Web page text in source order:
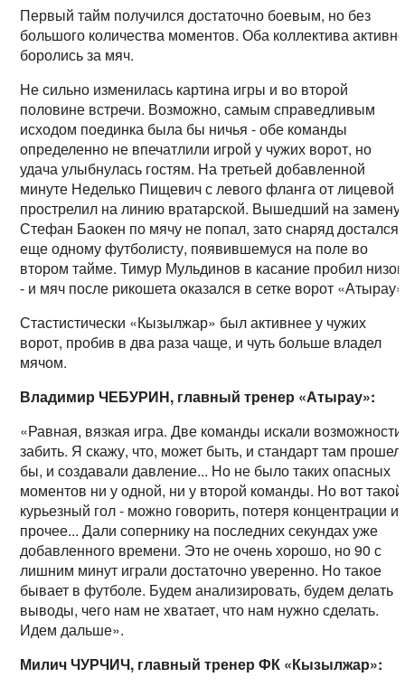
Первый тайм получился достаточно боевым, но без
большого количества моментов. Оба коллектива
боролись за мяч.
Не сильно изменилась картина игры и во второй
половине встречи. Возможно, самым справедливым
исходом поединка была бы ничья - обе команды
определенно не впечатлили игрой у чужих ворот, но
удача улыбнулась гостям. На третьей добавленной
минуте Неделько Пищевич с левого фланга от лицевой
прострелил на линию вратарской. Вышедший на замену
Стефан Баокен по мячу не попал, зато снаряд достался
еще одному футболисту, появившемуся на поле во
втором тайме. Тимур Мульдинов в касание пробил
- и мяч после рикошета оказался в сетке ворот
Стастистически «Кызылжар» был активнее у чужих
ворот, пробив в два раза чаще, и чуть больше владел
мячом.
Владимир ЧЕБУРИН, главный тренер «Атырау»:
«Равная, вязкая игра. Две команды искали возможности
забить. Я скажу, что, может быть, и стандарт там прошел
бы, и создавали давление... Но не было таких опасных
моментов ни у одной, ни у второй команды. Но вот такой
курьезный гол - можно говорить, потеря концентрации и
прочее... Дали сопернику на последних секундах уже
добавленного времени. Это не очень хорошо, но 90 с
лишним минут играли достаточно уверенно. Но такое
бывает в футболе. Будем анализировать, будем делать
выводы, чего нам не хватает, что нам нужно сделать.
Идем дальше».
Милич ЧУРЧИЧ, главный тренер ФК «Кызылжар»: